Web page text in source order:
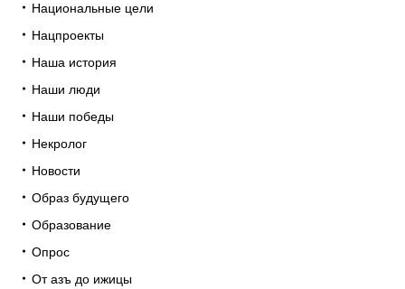
Национальные цели
Нацпроекты
Наша история
Наши люди
Наши победы
Некролог
Новости
Образ будущего
Образование
Опрос
От азъ до ижицы